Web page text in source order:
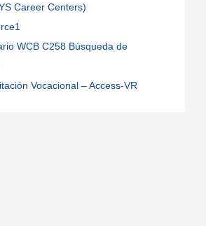
Career Centers)
WCB C258 Búsqueda de
Vocacional – Access-VR